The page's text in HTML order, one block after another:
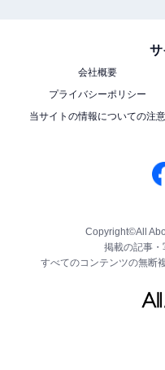
サ
会社概要
プライバシーポリシー
当サイトの情報についての注意
Copyright©All
掲載の記事・
すべてのコンテンツの無断